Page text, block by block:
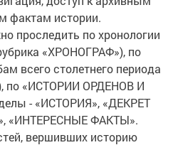
фактам истории.
проследить по хронологии
«ХРОНОГРАФ»), по
всего столетнего периода
по «ИСТОРИИ ОРДЕНОВ И
- «ИСТОРИЯ», «ДЕКРЕТ
«ИНТЕРЕСНЫЕ ФАКТЫ».
вершивших историю